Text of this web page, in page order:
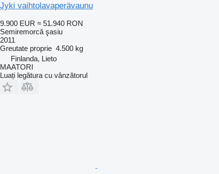
Jyki vaihtolavaperävaunu
9.900 EUR ≈ 51.940 RON
Semiremorcă şasiu
2011
Greutate proprie 4.500 kg
Finlanda, Lieto
MAATORI
Luați legătura cu vânzătorul